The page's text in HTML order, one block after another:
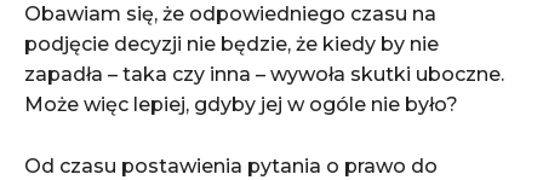
Obawiam się, że odpowiedniego czasu na
podjęcie decyzji nie będzie, że kiedy by nie
zapadła – taka czy inna – wywoła skutki uboczne.
Może więc lepiej, gdyby jej w ogóle nie było?
Od czasu postawienia pytania o prawo do